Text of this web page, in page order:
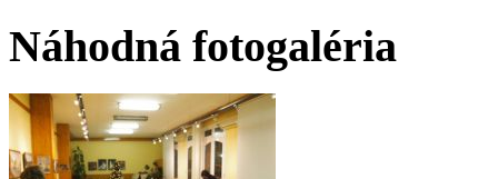
Náhodná fotogaléria